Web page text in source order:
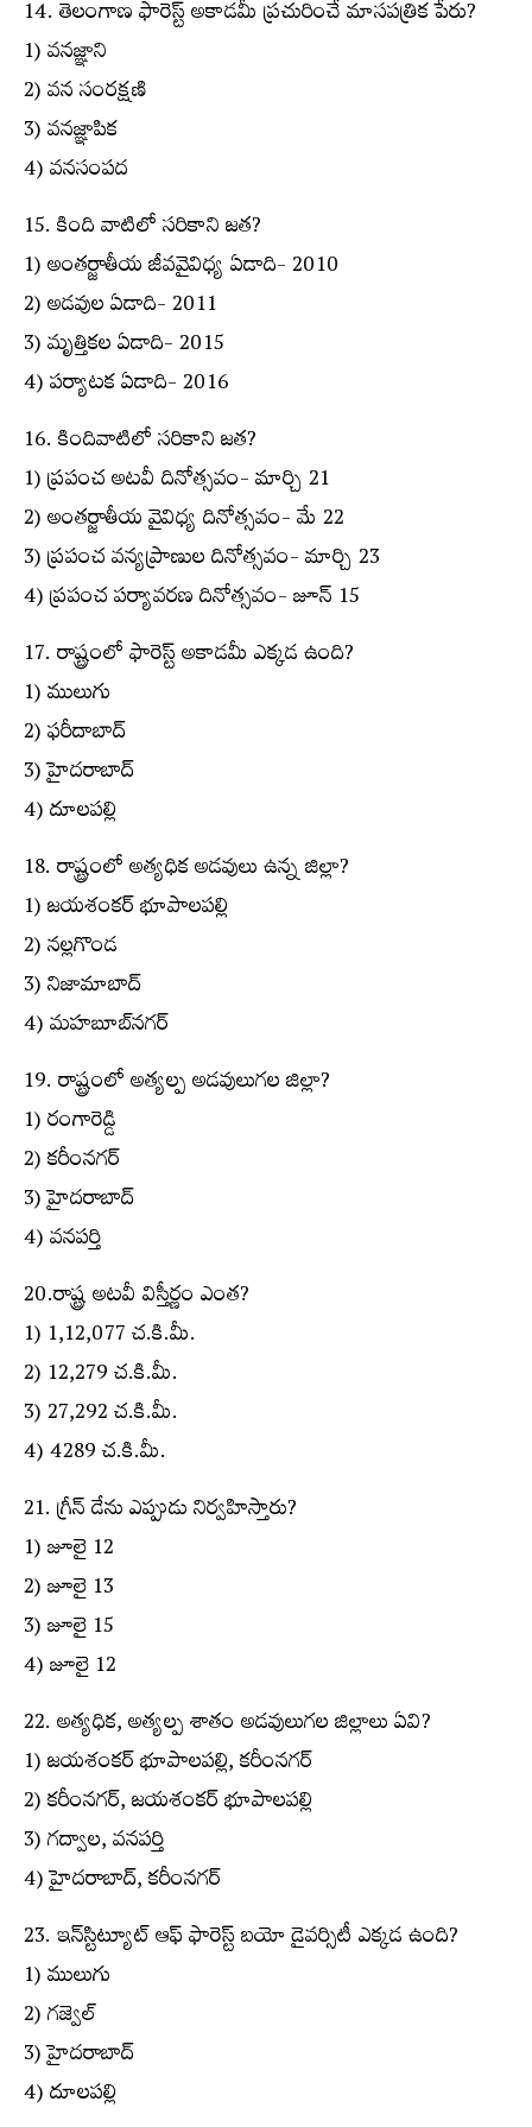
14. తెలంగాణ ఫారెస్ట్ అకాడమీ ప్రచురించే మాసపత్రిక పేరు?
1) వనజ్ఞాని
2) వన సంరక్షణి
3) వనజ్ఞాపిక
4) వనసంపద
15. కింది వాటిలో సరికాని జత?
1) అంతర్జాతీయ జీవవైవిధ్య ఏడాది- 2010
2) అడవుల ఏడాది- 2011
3) మృత్తికల ఏడాది- 2015
4) పర్యాటక ఏడాది- 2016
16. కిందివాటిలో సరికాని జత?
1) ప్రపంచ అటవీ దినోత్సవం- మార్చి 21
2) అంతర్జాతీయ వైవిధ్య దినోత్సవం- మే 22
3) ప్రపంచ వన్యప్రాణుల దినోత్సవం- మార్చి 23
4) ప్రపంచ పర్యావరణ దినోత్సవం- జూన్ 15
17. రాష్ట్రంలో ఫారెస్ట్ అకాడమీ ఎక్కడ ఉంది?
1) ములుగు
2) ఫరీదాబాద్
3) హైదరాబాద్
4) దూలపల్లి
18. రాష్ట్రంలో అత్యధిక అడవులు ఉన్న జిల్లా?
1) జయశంకర్ భూపాలపల్లి
2) నల్లగొండ
3) నిజామాబాద్
4) మహబూబ్‌నగర్
19. రాష్ట్రంలో అత్యల్ప అడవులుగల జిల్లా?
1) రంగారెడ్డి
2) కరీంనగర్
3) హైదరాబాద్
4) వనపర్తి
20.రాష్ట్ర అటవీ విస్తీర్ణం ఎంత?
1) 1,12,077 చ.కి.మీ.
2) 12,279 చ.కి.మీ.
3) 27,292 చ.కి.మీ.
4) 4289 చ.కి.మీ.
21. గ్రీన్ డేను ఎప్పుడు నిర్వహిస్తారు?
1) జూలై 12
2) జూలై 13
3) జూలై 15
4) జూలై 12
22. అత్యధిక, అత్యల్ప శాతం అడవులుగల జిల్లాలు ఏవి?
1) జయశంకర్ భూపాలపల్లి, కరీంనగర్
2) కరీంనగర్, జయశంకర్ భూపాలపల్లి
3) గద్వాల, వనపర్తి
4) హైదరాబాద్, కరీంనగర్
23. ఇన్‌స్టిట్యూట్ ఆఫ్ ఫారెస్ట్ బయో డైవర్సిటీ ఎక్కడ ఉంది?
1) ములుగు
2) గజ్వెల్
3) హైదరాబాద్
4) దూలపల్లి